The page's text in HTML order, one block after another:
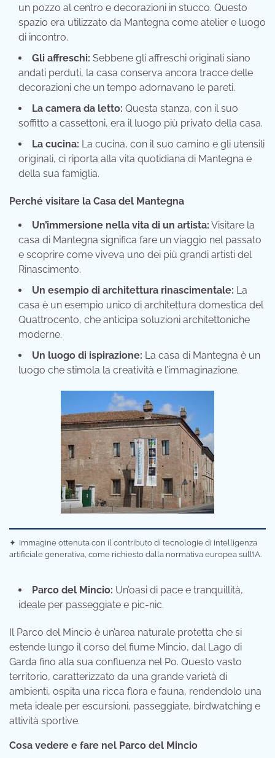
un pozzo al centro e decorazioni in stucco. Questo
spazio era utilizzato da Mantegna come atelier e luogo
di incontro.
Gli affreschi: Sebbene gli affreschi originali siano
andati perduti, la casa conserva ancora tracce delle
decorazioni che un tempo adornavano le pareti.
La camera da letto: Questa stanza, con il suo
soffitto a cassettoni, era il luogo più privato della casa.
La cucina: La cucina, con il suo camino e gli utensili
originali, ci riporta alla vita quotidiana di Mantegna e
della sua famiglia.
Perché visitare la Casa del Mantegna
Un’immersione nella vita di un artista: Visitare la
casa di Mantegna significa fare un viaggio nel passato
e scoprire come viveva uno dei più grandi artisti del
Rinascimento.
Un esempio di architettura rinascimentale: La
casa è un esempio unico di architettura domestica del
Quattrocento, che anticipa soluzioni architettoniche
moderne.
Un luogo di ispirazione: La casa di Mantegna è un
luogo che stimola la creatività e l’immaginazione.
✦ Immagine ottenuta con il contributo di tecnologie di intelligenza
artificiale generativa, come richiesto dalla normativa europea sull’IA.
Parco del Mincio: Un’oasi di pace e tranquillità,
ideale per passeggiate e pic-nic.
Il Parco del Mincio è un’area naturale protetta che si
estende lungo il corso del fiume Mincio, dal Lago di
Garda fino alla sua confluenza nel Po. Questo vasto
territorio, caratterizzato da una grande varietà di
ambienti, ospita una ricca flora e fauna, rendendolo una
meta ideale per escursioni, passeggiate, birdwatching e
attività sportive.
Cosa vedere e fare nel Parco del Mincio